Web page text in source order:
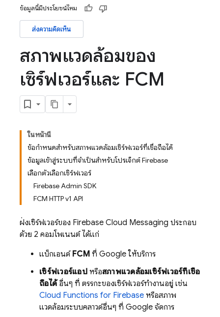
ข้อมูลนี้มีประโยชน์ไหม
ส่งความคิดเห็น
สภาพแวดล้อมของ
เซิร์ฟเวอร์และ FCM
ในหน้านี้
ข้อกำหนดสำหรับสภาพแวดล้อมเซิร์ฟเวอร์ที่เชื่อถือได้
ข้อมูลเข้าสู่ระบบที่จำเป็นสำหรับโปรเจ็กต์ Firebase
เลือกตัวเลือกเซิร์ฟเวอร์
Firebase Admin SDK
FCM HTTP v1 API
ฝั่งเซิร์ฟเวอร์ของ Firebase Cloud Messaging ประกอบ
ด้วย 2 คอมโพเนนต์ ได้แก่
แบ็กเอนด์FCMที่ Google ให้บริการ
เซิร์ฟเวอร์แอปหรือสภาพแวดล้อมเซิร์ฟเวอร์ที่เชื่อ
ถือได้อื่นๆ ที่ ตรรกะของเซิร์ฟเวอร์ทำงานอยู่ เช่น
Cloud Functions for Firebase หรือสภาพ
แวดล้อมระบบคลาวด์อื่นๆ ที่ Google จัดการ